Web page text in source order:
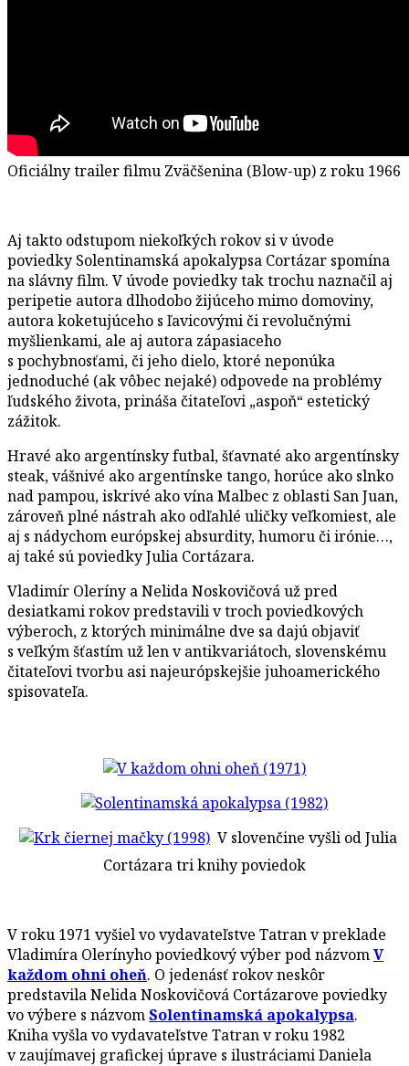
Oficiálny trailer filmu Zväčšenina (Blow-up) z roku 1966
Aj takto odstupom niekoľkých rokov si v úvode
poviedky Solentinamská apokalypsa Cortázar spomína
na slávny film. V úvode poviedky tak trochu naznačil aj
peripetie autora dlhodobo žijúceho mimo domoviny,
autora koketujúceho s ľavicovými či revolučnými
myšlienkami, ale aj autora zápasiaceho
s pochybnosťami, či jeho dielo, ktoré neponúka
jednoduché (ak vôbec nejaké) odpovede na problémy
ľudského života, prináša čitateľovi „aspoň“ estetický
zážitok.
Hravé ako argentínsky futbal, šťavnaté ako argentínsky
steak, vášnivé ako argentínske tango, horúce ako slnko
nad pampou, iskrivé ako vína Malbec z oblasti San Juan,
zároveň plné nástrah ako odľahlé uličky veľkomiest, ale
aj s nádychom európskej absurdity, humoru či irónie…,
aj také sú poviedky Julia Cortázara.
Vladimír Oleríny a Nelida Noskovičová už pred
desiatkami rokov predstavili v troch poviedkových
výberoch, z ktorých minimálne dve sa dajú objaviť
s veľkým šťastím už len v antikvariátoch, slovenskému
čitateľovi tvorbu asi najeurópskejšie juhoamerického
spisovateľa.
V slovenčine vyšli od Julia
Cortázara tri knihy poviedok
V roku 1971 vyšiel vo vydavateľstve Tatran v preklade
Vladimíra Olerínyho poviedkový výber pod názvomV
každom ohni oheň. O jedenásť rokov neskôr
predstavila Nelida Noskovičová Cortázarove poviedky
vo výbere s názvomSolentinamská apokalypsa.
Kniha vyšla vo vydavateľstve Tatran v roku 1982
v zaujímavej grafickej úprave s ilustráciami Daniela